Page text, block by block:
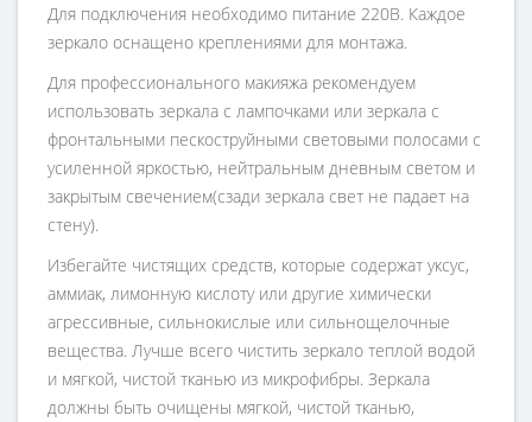
Для подключения необходимо питание 220В. Каждое
зеркало оснащено креплениями для монтажа.
Для профессионального макияжа рекомендуем
использовать зеркала с лампочками или зеркала с
фронтальными пескоструйными световыми полосами с
усиленной яркостью, нейтральным дневным светом и
закрытым свечением(сзади зеркала свет не падает на
стену).
Избегайте чистящих средств, которые содержат уксус,
аммиак, лимонную кислоту или другие химически
агрессивные, сильнокислые или сильнощелочные
вещества. Лучше всего чистить зеркало теплой водой
и мягкой, чистой тканью из микрофибры. Зеркала
должны быть очищены мягкой, чистой тканью,